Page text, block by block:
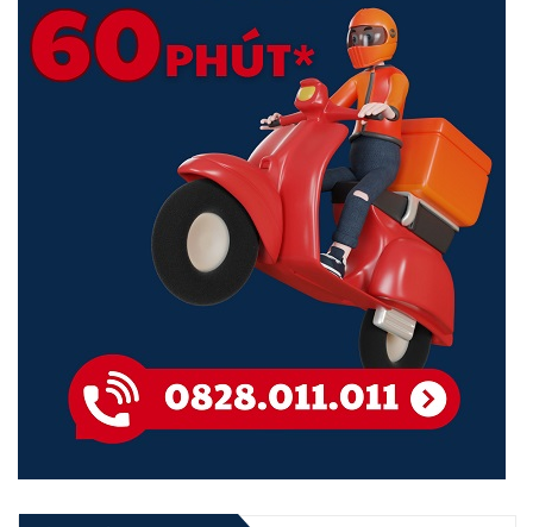
Bảo vệ chống sét lan truyền Đảm bảo tính ổn định của sản phẩm
Khả năng chống sét lan truyền 6KV của cổng giúp giảm khả năng bị
hỏng do sóng tăng và cải thiện độ ổn định mạng của khách hàng.
MANET cho các công tắc cho phép quản lý dự án một bước
RG-NBS5100 có thể tự động lấy địa chỉ IP từ cổng và kết nối với
mạng bên ngoài mà không cần cấu hình. Nó cũng hỗ trợ MANET
cho thiết bị chuyển mạch. Người dùng có thể quét mã QR của bất
kỳ công tắc nào trong mạng bằng ứng dụng Ruijie Cloud để tự
động thêm tất cả các công tắc trong mạng vào dự án.
Người dùng có thể quét mã QR của bất kỳ công tắc nào trong
mạng bằng ứng dụng Ruijie Cloud để tự động thêm tất cả các công
tắc trong mạng vào dự án.
Ruijie hỗ trợ thiết bị có thể cảnh báo khi xuất hiện dấu hiệu tấn công